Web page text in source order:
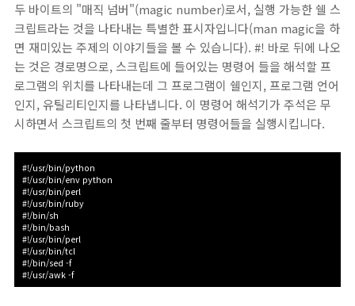
두 바이트의 "매직 넘버"(magic number)로서, 실행 가능한 쉘 스
크립트라는 것을 나타내는 특별한 표시자입니다(man magic을 하
면 재미있는 주제의 이야기들을 볼 수 있습니다). #! 바로 뒤에 나오
는 것은 경로명으로, 스크립트에 들어있는 명령어 들을 해석할 프
로그램의 위치를 나타내는데 그 프로그램이 쉘인지, 프로그램 언어
인지, 유틸리티인지를 나타냅니다. 이 명령어 해석기가 주석은 무
시하면서 스크립트의 첫 번째 줄부터 명령어들을 실행시킵니다.
#!/usr/bin/python
#!/usr/bin/env python
#!/usr/bin/perl
#!/usr/bin/ruby
#!/bin/sh
#!/bin/bash
#!/usr/bin/perl
#!/usr/bin/tcl
#!/bin/sed -f
#!/usr/awk -f